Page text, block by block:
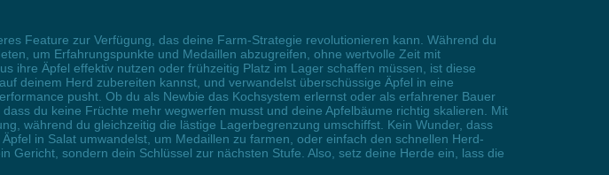
Feature zur Verfügung, das deine Farm-Strategie revolutionieren kann. Während du
um Erfahrungspunkte und Medaillen abzugreifen, ohne wertvolle Zeit mit
ihre Äpfel effektiv nutzen oder frühzeitig Platz im Lager schaffen müssen, ist diese
deinem Herd zubereiten kannst, und verwandelst überschüssige Äpfel in eine
pusht. Ob du als Newbie das Kochsystem erlernst oder als erfahrener Bauer
du keine Früchte mehr wegwerfen musst und deine Apfelbäume richtig skalieren. Mit
während du gleichzeitig die lästige Lagerbegrenzung umschiffst. Kein Wunder, dass
in Salat umwandelst, um Medaillen zu farmen, oder einfach den schnellen Herd-
sondern dein Schlüssel zur nächsten Stufe. Also, setz deine Herde ein, lass die